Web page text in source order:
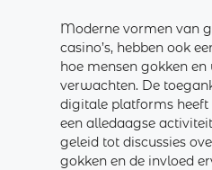
Moderne vormen van
casino’s, hebben ook
hoe mensen gokken
verwachten. De
digitale platforms heeft
een alledaagse
geleid tot discussies
gokken en de invloed